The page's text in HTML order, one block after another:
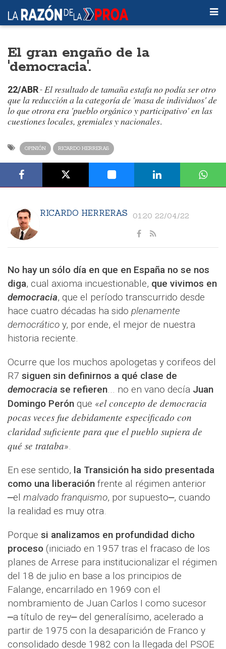
El gran engaño de la
'democracia'.
22/ABR.-El resultado de tamaña estafa no podía ser otro
que la reducción a la categoría de 'masa de individuos' de
lo que otrora era 'pueblo orgánico y participativo' en las
cuestiones locales, gremiales y nacionales.
OPINIÓN RICARDO HERRERAS
RICARDO HERRERAS 01:20 22/04/22
No hay un sólo día en que en España no se nos
diga, cual axioma incuestionable, que vivimos en
democracia, que el período transcurrido desde
hace cuatro décadas ha sido plenamente
democrático y, por ende, el mejor de nuestra
historia reciente.
Ocurre que los muchos apologetas y corifeos del
R7 siguen sin definirnos a qué clase de
democracia se refieren... no en vano decía Juan
Domingo Perón que «el concepto de democracia
pocas veces fue debidamente especificado con
claridad suficiente para que el pueblo supiera de
qué se trataba».
En ese sentido, la Transición ha sido presentada
como una liberación frente al régimen anterior
⎼el malvado franquismo, por supuesto⎼, cuando
la realidad es muy otra.
Porque si analizamos en profundidad dicho
proceso (iniciado en 1957 tras el fracaso de los
planes de Arrese para institucionalizar el régimen
del 18 de julio en base a los principios de
Falange, encarrilado en 1969 con el
nombramiento de Juan Carlos I como sucesor
⎼a título de rey⎼ del generalísimo, acelerado a
partir de 1975 con la desaparición de Franco y
consolidado desde 1982 con la llegada del PSOE